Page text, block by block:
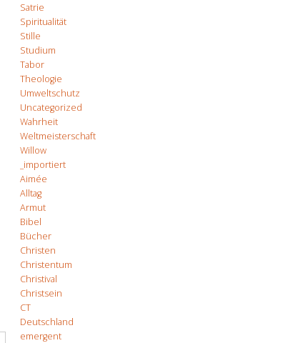
Satrie
Spiritualität
Stille
Studium
Tabor
Theologie
Umweltschutz
Uncategorized
Wahrheit
Weltmeisterschaft
Willow
_importiert
Aimée
Alltag
Armut
Bibel
Bücher
Christen
Christentum
Christival
Christsein
CT
Deutschland
emergent